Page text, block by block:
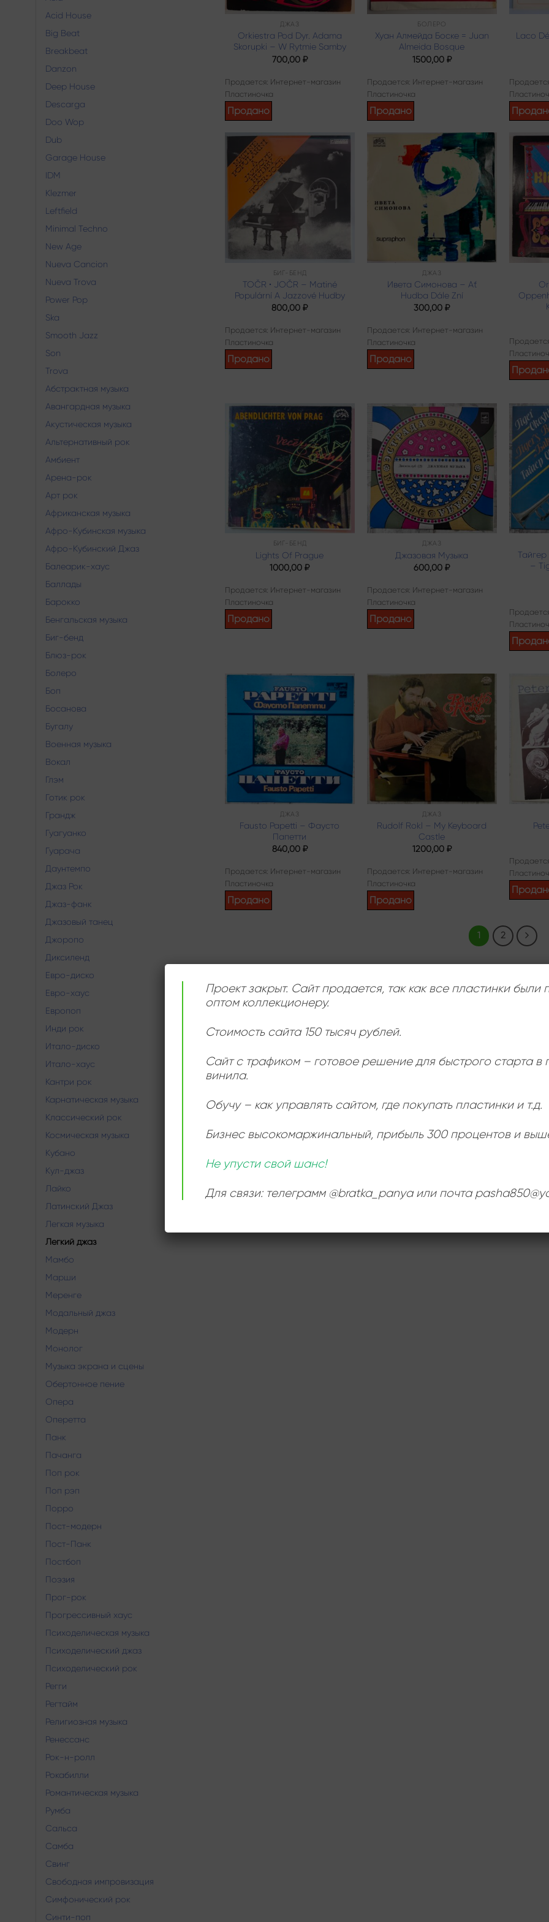
Acid House
Big Beat
Breakbeat
Danzon
Deep House
Descarga
Doo Wop
Dub
Garage House
IDM
Klezmer
Leftfield
Minimal Techno
New Age
Nueva Cancion
Nueva Trova
Power Pop
Ska
Smooth Jazz
Son
Trova
Абстрактная музыка
Авангардная музыка
Акустическая музыка
Альтернативный рок
Амбиент
Арена-рок
Арт рок
Африканская музыка
Афро-Кубинская музыка
Афро-Кубинский Джаз
Балеарик-хаус
Баллады
Барокко
Бенгальская музыка
Биг-бенд
Блюз-рок
Болеро
Боп
Босанова
Бугалу
Военная музыка
Вокал
Глэм
Готик рок
Грандж
Гуагуанко
Гуарача
Даунтемпо
Джаз Рок
Джаз-фанк
Джазовый танец
Джоропо
Диксиленд
Евро-диско
Евро-хаус
Европоп
Инди рок
Итало-диско
Итало-хаус
Кантри рок
Карнатическая музыка
Классический рок
Космическая музыка
Кубано
Кул-джаз
Лайко
Латинский Джаз
Легкая музыка
Легкий джаз
Мамбо
Марши
Меренге
Модальный джаз
Модерн
Монолог
Музыка экрана и сцены
Обертонное пение
Опера
Оперетта
Панк
Пачанга
Поп рок
Поп рэп
Порро
Пост-модерн
Пост-Панк
Постбоп
Поэзия
Прог-рок
Прогрессивный хаус
Психоделическая музыка
Психоделический джаз
Психоделический рок
Регги
Регтайм
Религиозная музыка
Ренессанс
Рок-н-ролл
Рокабилли
Романтическая музыка
Румба
Сальса
Самба
Свинг
Свободная импровизация
Симфонический рок
Синти-поп
ДЖАЗ
Orkiestra Pod Dyr. Adama
Skorupki – W Rytmie Samby
700,00 ₽
Продается: Интернет-магазин
Пластиночка
Продано
БОЛЕРО
Хуан Алмейда Боске = Juan
Almeida Bosque
1500,00 ₽
Продается: Интернет-магазин
Пластиночка
Продано
Laco
БИГ-БЕНД
TOČR • JOČR – Matiné
Populární A Jazzové Hudby
800,00₽
Продается: Интернет-магазин
Пластиночка
Продано
Add to
wishlist
ДЖАЗ
Ивета Симонова – Ať
Hudba Dále Zní
300,00₽
Продается: Интернет-магазин
Пластиночка
Продано
Add to
wishlist
БИГ-БЕНД
Lights Of Prague
1000,00₽
Продается: Интернет-магазин
Пластиночка
Продано
Add to
wishlist
ДЖАЗ
Джазовая Музыка
600,00₽
Продается: Интернет-магазин
Пластиночка
Продано
–
Add to
wishlist
ДЖАЗ
Fausto Papetti – Фаусто
Папетти
840,00 ₽
Продается: Интернет-магазин
Пластиночка
Продано
Add to
wishlist
ДЖАЗ
Rudolf Rokl – My Keyboard
Castle
1200,00 ₽
Продается: Интернет-магазин
Пластиночка
Продано
1 2
Проект закрыт. Сайт продается, так как все пластинки были
оптом коллекционеру.
Стоимость сайта 150 тысяч рублей.
Сайт с трафиком – готовое решение для быстрого старта в
винила.
Обучу – как управлять сайтом, где покупать пластинки и т.д.
Бизнес высокомаржинальный, прибыль 300 процентов и
Не упусти свой шанс!
Для связи: телеграмм @bratka_panya или почта